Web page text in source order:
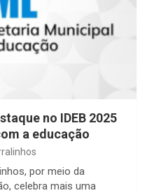
no IDEB 2025
a educação
por meio da
celebra mais uma